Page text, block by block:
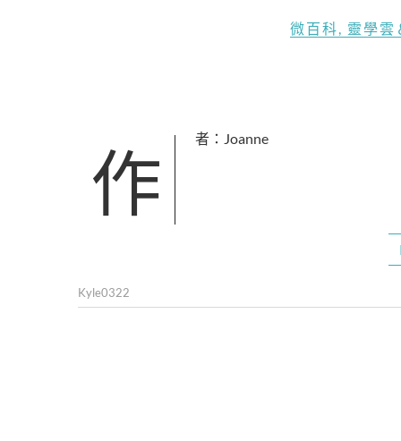
微百科, 靈學
作者：Joanne
Kyle0322